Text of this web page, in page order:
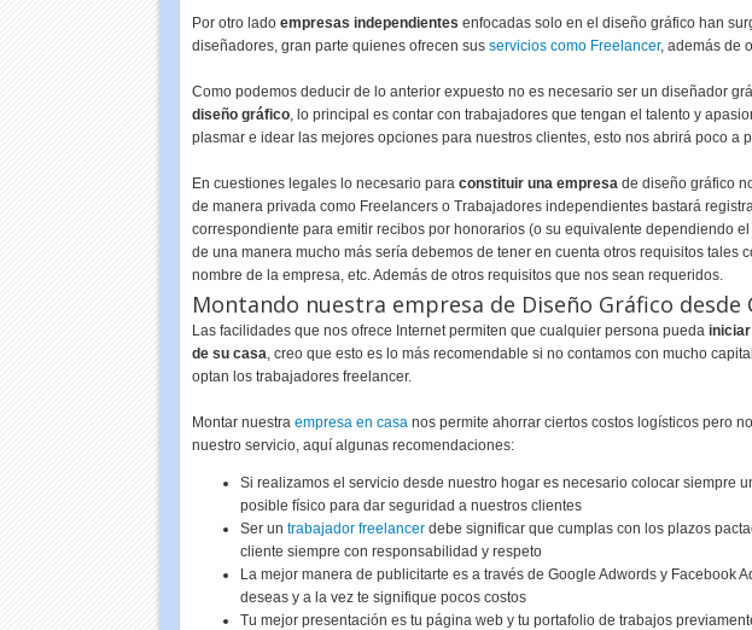
Por otro lado empresas independientes enfocadas solo en el diseño gráfico han
diseñadores, gran parte quienes ofrecen sus servicios como Freelancer, además de
Como podemos deducir de lo anterior expuesto no es necesario ser un diseñador
diseño gráfico, lo principal es contar con trabajadores que tengan el talento y
plasmar e idear las mejores opciones para nuestros clientes, esto nos abrirá poco a
En cuestiones legales lo necesario para constituir una empresade diseño gráfico
de manera privada como Freelancers o Trabajadores independientes bastará
correspondiente para emitir recibos por honorarios (o su equivalente dependiendo
de una manera mucho más sería debemos de tener en cuenta otros requisitos tales
nombre de la empresa, etc. Además de otros requisitos que nos sean requeridos.
Montando nuestra empresa de Diseño Gráfico desde
Las facilidades que nos ofrece Internet permiten que cualquier persona pueda iniciar
de su casa, creo que esto es lo más recomendable si no contamos con mucho
optan los trabajadores freelancer.
Montar nuestra empresa en casanos permite ahorrar ciertos costos logísticos pero
nuestro servicio, aquí algunas recomendaciones:
Si realizamos el servicio desde nuestro hogar es necesario colocar siempre
posible físico para dar seguridad a nuestros clientes
Ser un trabajador freelancerdebe significar que cumplas con los plazos
cliente siempre con responsabilidad y respeto
La mejor manera de publicitarte es a través de Google Adwords y Facebook
deseas y a la vez te signifique pocos costos
Tu mejor presentación es tu página web y tu portafolio de trabajos